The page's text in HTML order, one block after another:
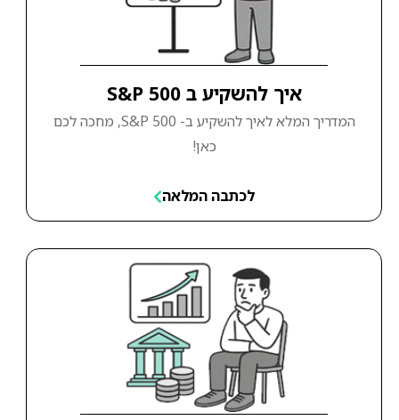
איך להשקיע ב S&P 500
המדריך המלא לאיך להשקיע ב- S&P 500, מחכה לכם
כאן!
לכתבה המלאה